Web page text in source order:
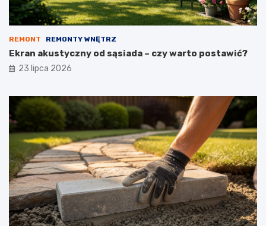
REMONT REMONTY WNĘTRZ
Ekran akustyczny od sąsiada – czy warto postawić?
23 lipca 2026